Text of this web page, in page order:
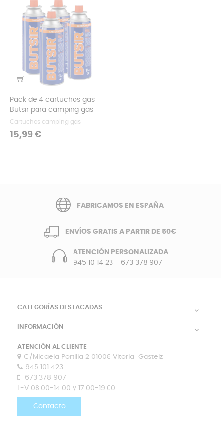
Pack de 4 cartuchos gas
Butsir para camping gas
Cartuchos camping gas
Precio
15,99 €
FABRICAMOS EN ESPAÑA
ENVÍOS GRATIS A PARTIR DE 50€
ATENCIÓN PERSONALIZADA
945 10 14 23- 673 378 907
CATEGORÍAS DESTACADAS 
INFORMACIÓN 
ATENCIÓN AL CLIENTE
C/Micaela Portilla 2 01008 Vitoria-Gasteiz
945 101 423
673 378 907
L-V 08:00-14:00 y 17:00-19:00
Contacto